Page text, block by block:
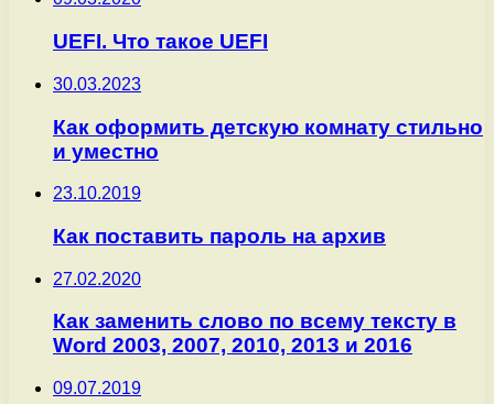
UEFI. Что такое UEFI
30.03.2023
Как оформить детскую комнату стильно
и уместно
23.10.2019
Как поставить пароль на архив
27.02.2020
Как заменить слово по всему тексту в
Word 2003, 2007, 2010, 2013 и 2016
09.07.2019